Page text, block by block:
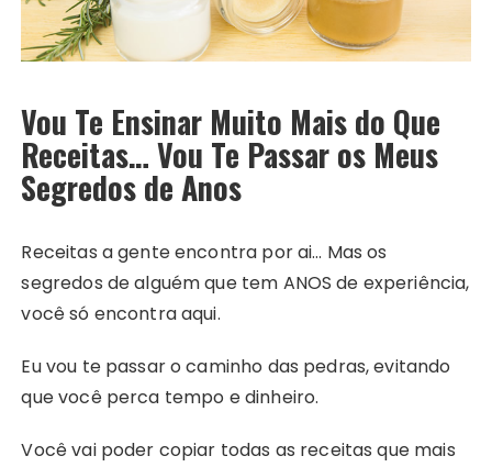
Vou Te Ensinar Muito Mais do Que
Receitas… Vou Te Passar os Meus
Segredos de Anos
Receitas a gente encontra por ai… Mas os
segredos de alguém que tem ANOS de experiência,
você só encontra aqui.
Eu vou te passar o caminho das pedras, evitando
que você perca tempo e dinheiro.
Você vai poder copiar todas as receitas que mais